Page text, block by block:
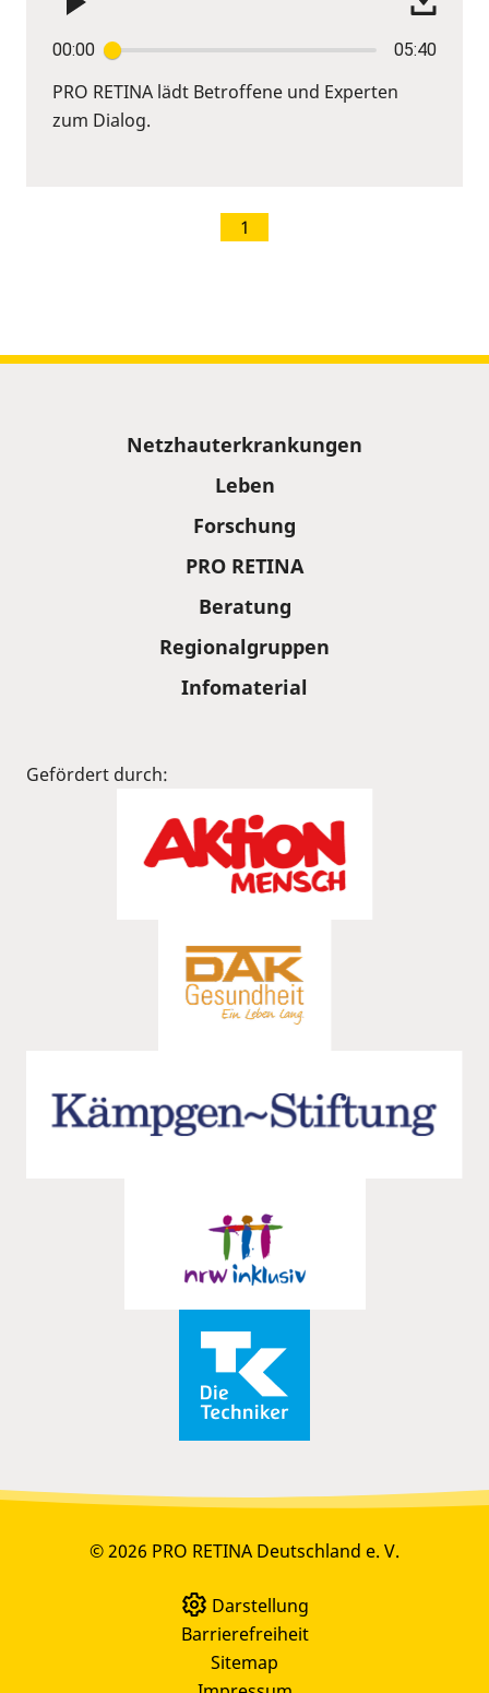
00:00 05:40
PRO RETINA lädt Betroffene und Experten
zum Dialog.
1
Netzhauterkrankungen
Leben
Forschung
PRO RETINA
Beratung
Regionalgruppen
Infomaterial
Gefördert durch:
© 2026 PRO RETINA Deutschland e. V.
Darstellung
Barrierefreiheit
Sitemap